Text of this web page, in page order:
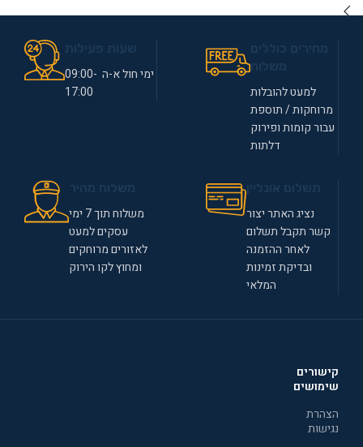
למעט להובלות
מרוחקות / תוספת
עבור קומות ופירוק
דלתות
ימי חול א-ה 09:00-
17:00
נציג האתר יצור
קשר תקבל תשלום
לאחר ההזמנה
ובדיקת זמינות
המלאי
משלוח תוך 7 ימי
עסקים למעט
לאזורים מרוחקים
ומחוץ לקו הירוק
קישורים
שימושים
הצהרת
נגישות